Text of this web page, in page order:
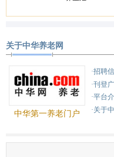
关于中华养老网
中华第一养老门户
·招聘
·刊登
·平台
·关于